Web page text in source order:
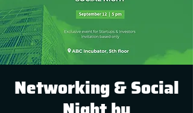
Networking & Social